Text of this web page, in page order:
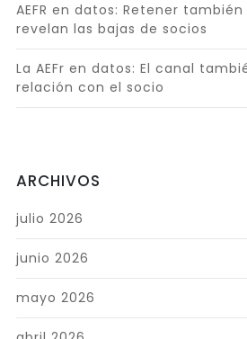
AEFR en datos: Retener
revelan las bajas de socios
La AEFr en datos: El canal
relación con el socio
ARCHIVOS
julio 2026
junio 2026
mayo 2026